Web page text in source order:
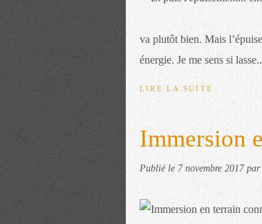
va plutôt bien. Mais
énergie. Je me sens si
LIRE LA SUITE
Immersion
Publié le 7 novembre 2017par